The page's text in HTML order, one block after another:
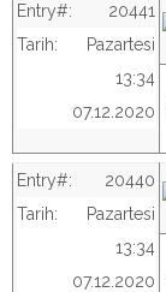
Entry#:
20441
Tarih:
Pazartesi
13:34
07.12.2020
Entry#:
20440
Tarih:
Pazartesi
13:34
07.12.2020